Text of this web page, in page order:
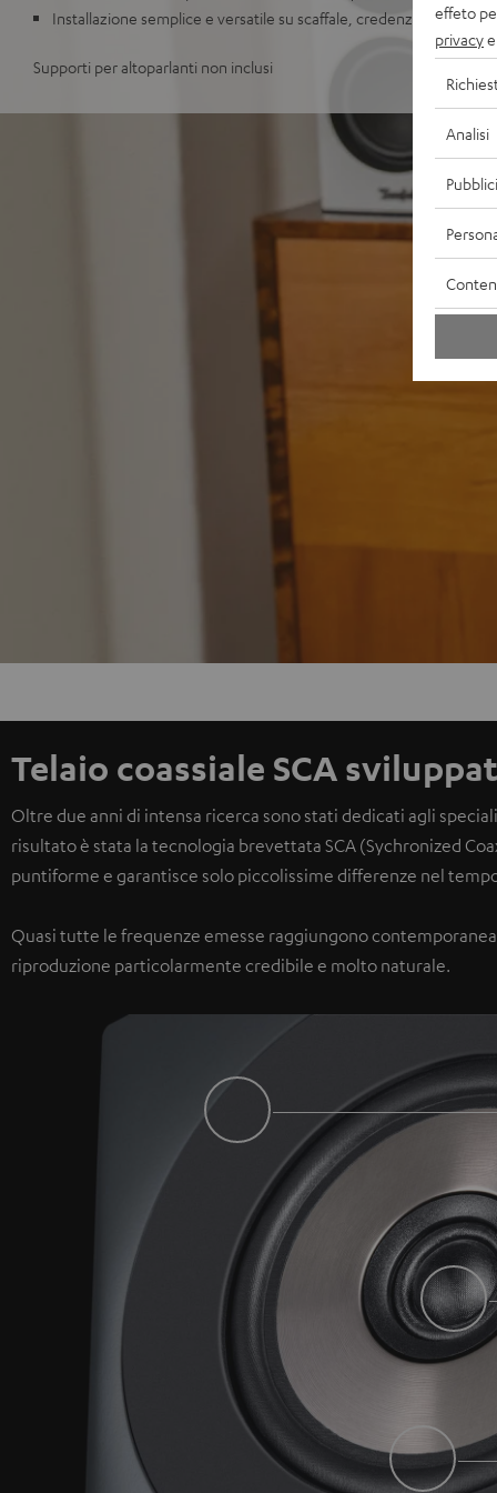
Installazione semplice e versatile su scaffale, credenza o
Supporti per altoparlanti non inclusi
Telaio coassiale SCA
Oltre due anni di intensa ricerca sono stati dedicati agli
risultato è stata la tecnologia brevettata SCA (Sychronized
puntiforme e garantisce solo piccolissime differenze nel
Quasi tutte le frequenze emesse raggiungono
riproduzione particolarmente credibile e molto naturale.
effeto
privacy
Analisi